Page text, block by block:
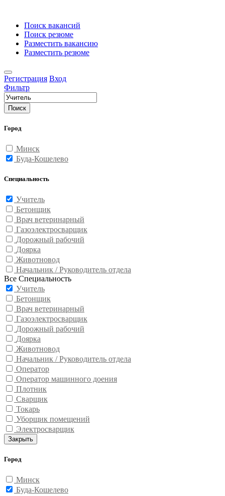
Поиск вакансий
Поиск резюме
Разместить вакансию
Разместить резюме
Регистрация Вход
Фильтр
Поиск
Город
Минск
Буда-Кошелево
Специальность
Учитель
Бетонщик
Врач ветеринарный
Газоэлектросварщик
Дорожный рабочий
Доярка
Животновод
Начальник / Руководитель отдела
Все Специальность
Учитель
Бетонщик
Врач ветеринарный
Газоэлектросварщик
Дорожный рабочий
Доярка
Животновод
Начальник / Руководитель отдела
Оператор
Оператор машинного доения
Плотник
Сварщик
Токарь
Уборщик помещений
Электросварщик
Закрыть
Город
Минск
Буда-Кошелево